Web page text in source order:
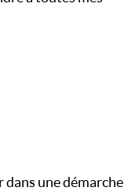
dans une démarche